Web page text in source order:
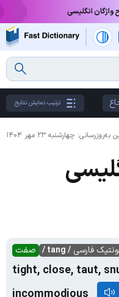
انگلیسی
ترتیب نمایش نتایج
به‌روزرسانی: چهارشنبه ۲۳ مهر ۱۴۰۴
صفت فارسی / tang /
tight, close, taut,